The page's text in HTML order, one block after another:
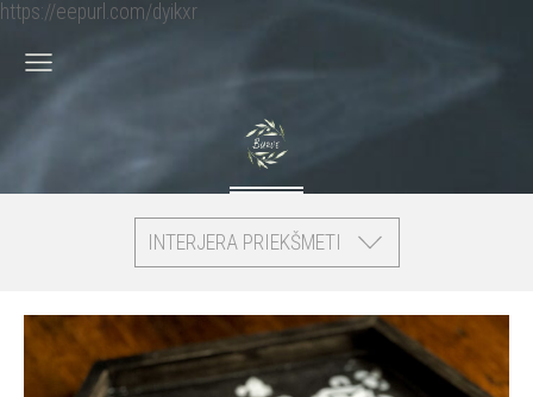
https://eepurl.com/dyikxr
INTERJERA PRIEKŠMETI